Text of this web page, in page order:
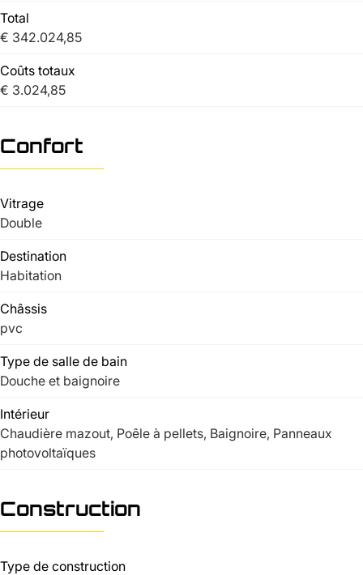
Total
€ 342.024,85
Coûts totaux
€ 3.024,85
Confort
Vitrage
Double
Destination
Habitation
Châssis
pvc
Type de salle de bain
Douche et baignoire
Intérieur
Chaudière mazout, Poêle à pellets, Baignoire, Panneaux
photovoltaïques
Construction
Type de construction